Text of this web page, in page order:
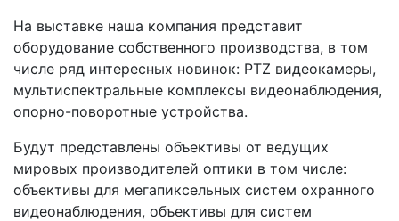
На выставке наша компания представит
оборудование собственного производства, в том
числе ряд интересных новинок: PTZ видеокамеры,
мультиспектральные комплексы видеонаблюдения,
опорно-поворотные устройства.
Будут представлены объективы от ведущих
мировых производителей оптики в том числе:
объективы для мегапиксельных систем охранного
видеонаблюдения, объективы для систем